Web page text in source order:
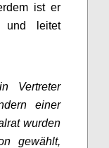
ist er
und leitet
Vertreter
einer
wurden
gewählt,